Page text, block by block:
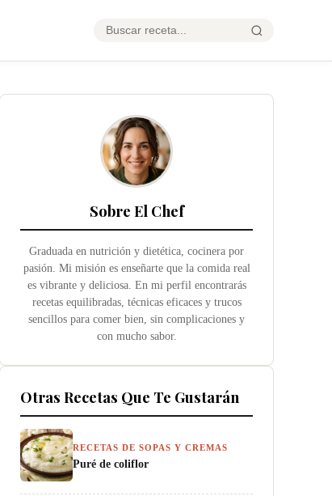
Sobre El Chef
Graduada en nutrición y dietética, cocinera por
pasión. Mi misión es enseñarte que la comida real
es vibrante y deliciosa. En mi perfil encontrarás
recetas equilibradas, técnicas eficaces y trucos
sencillos para comer bien, sin complicaciones y
con mucho sabor.
Otras Recetas Que Te Gustarán
RECETAS DE SOPAS Y CREMAS
Puré de coliflor